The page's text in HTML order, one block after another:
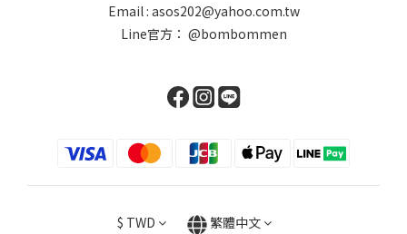
Email : asos202@yahoo.com.tw
Line官方： @bombommen
$ TWD 繁體中文